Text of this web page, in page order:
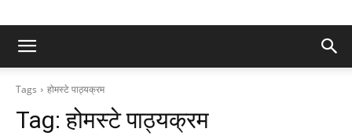
Tags होमस्टे पाठ्यक्रम
Tag:होमस्टे पाठ्यक्रम